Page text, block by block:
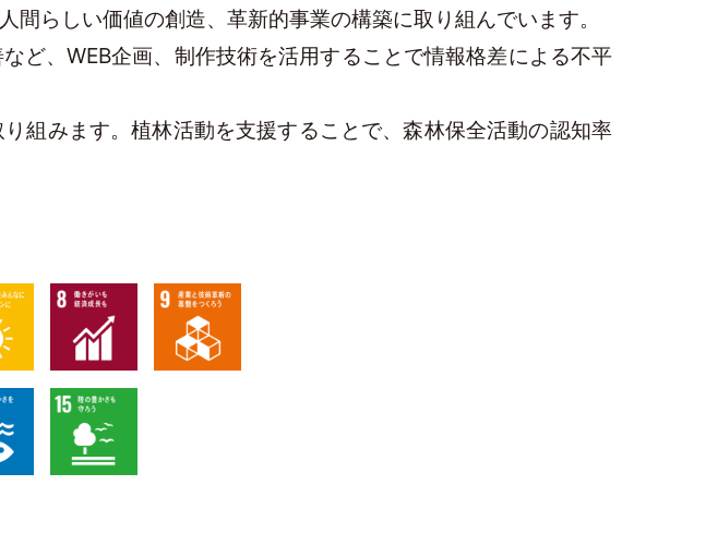
らしい価値の創造、革新的事業の構築に取り組んでいます。
ど、WEB企画、制作技術を活用することで情報格差による不平
組みます。植林活動を支援することで、森林保全活動の認知率